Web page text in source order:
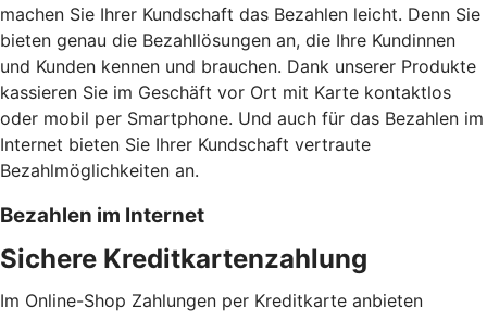
machen Sie Ihrer Kundschaft das Bezahlen leicht. Denn Sie
bieten genau die Bezahllösungen an, die Ihre Kundinnen
und Kunden kennen und brauchen. Dank unserer Produkte
kassieren Sie im Geschäft vor Ort mit Karte kontaktlos
oder mobil per Smartphone. Und auch für das Bezahlen im
Internet bieten Sie Ihrer Kundschaft vertraute
Bezahlmöglichkeiten an.
Bezahlen im Internet
Sichere Kreditkartenzahlung
Im Online-Shop Zahlungen per Kreditkarte anbieten